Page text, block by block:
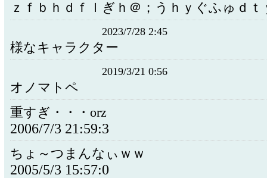
ｚｆｂｈｄｆｌぎｈ＠；うｈｙぐふゅｄｔ
2023/7/28 2:45
様なキャラクター
2019/3/21 0:56
オノマトペ
重すぎ・・・orz
2006/7/3 21:59:3
ちょ～つまんなぃｗｗ
2005/5/3 15:57:0